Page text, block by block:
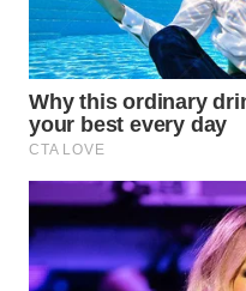
SUKABUMI
WN
PURWAKARTA
PRIANGAN
WN